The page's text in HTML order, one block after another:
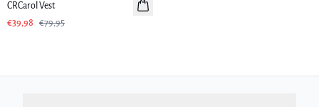
CRCarol Vest
€39,98
€79,95